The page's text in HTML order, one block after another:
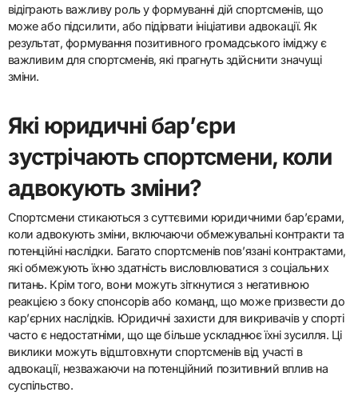
відіграють важливу роль у формуванні дій спортсменів, що
може або підсилити, або підірвати ініціативи адвокації. Як
результат, формування позитивного громадського іміджу є
важливим для спортсменів, які прагнуть здійснити значущі
зміни.
Які юридичні бар’єри
зустрічають спортсмени, коли
адвокують зміни?
Спортсмени стикаються з суттєвими юридичними бар’єрами,
коли адвокують зміни, включаючи обмежувальні контракти та
потенційні наслідки. Багато спортсменів пов’язані контрактами,
які обмежують їхню здатність висловлюватися з соціальних
питань. Крім того, вони можуть зіткнутися з негативною
реакцією з боку спонсорів або команд, що може призвести до
кар’єрних наслідків. Юридичні захисти для викривачів у спорті
часто є недостатніми, що ще більше ускладнює їхні зусилля. Ці
виклики можуть відштовхнути спортсменів від участі в
адвокації, незважаючи на потенційний позитивний вплив на
суспільство.